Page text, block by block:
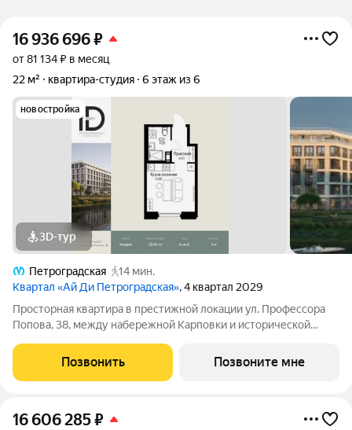
16 936 696₽
от 81 134 ₽ в месяц
22 м²
квартира-студия 6 этаж из 6
новостройка
3D-тур
Петроградская
14 мин.
Квартал «Ай Ди Петроградская», 4 квартал 2029
Просторная квартира в престижной локации ул. Профессора
Попова, 38, между набережной Карповки и исторической
виды на Иоанновский монастырь и реку Карповку. В пешей
доступности метро
Позвонить Позвоните мне
16 606 285₽